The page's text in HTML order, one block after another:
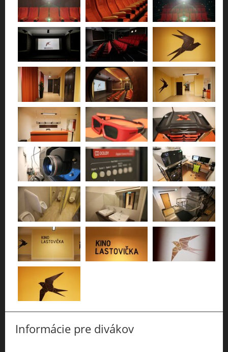
Informácie pre divákov